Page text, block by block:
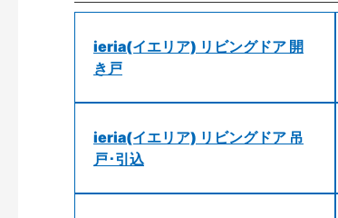
ieria(イエリア) リビングドア 開
き戸
ieria(イエリア) リビングドア 吊
戸･引込